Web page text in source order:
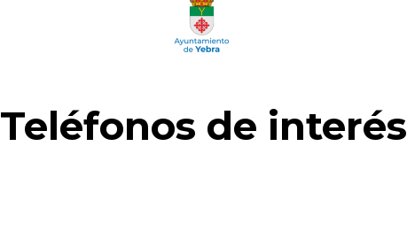
Teléfonos de interés